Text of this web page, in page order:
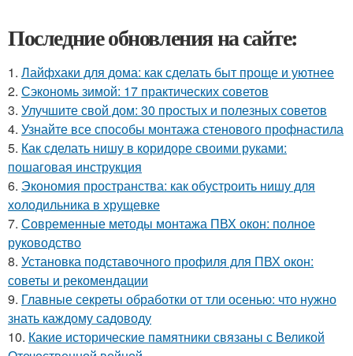
Последние обновления на сайте:
1. Лайфхаки для дома: как сделать быт проще и уютнее
2. Сэкономь зимой: 17 практических советов
3. Улучшите свой дом: 30 простых и полезных советов
4. Узнайте все способы монтажа стенового профнастила
5. Как сделать нишу в коридоре своими руками:
пошаговая инструкция
6. Экономия пространства: как обустроить нишу для
холодильника в хрущевке
7. Современные методы монтажа ПВХ окон: полное
руководство
8. Установка подставочного профиля для ПВХ окон:
советы и рекомендации
9. Главные секреты обработки от тли осенью: что нужно
знать каждому садоводу
10. Какие исторические памятники связаны с Великой